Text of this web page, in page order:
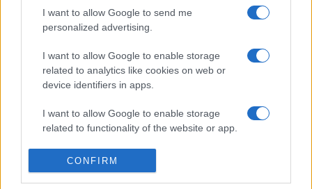
I want to allow Google to send me
personalized advertising.
I want to allow Google to enable storage
related to analytics like cookies on web or
device identifiers in apps.
I want to allow Google to enable storage
related to functionality of the website or app.
I want to allow Google to enable storage
related to personalization.
CONFIRM
National Rugby League verra s'affronter
Queensland CowboysetBrisbane Broncos
, et aura lieu
North Queensland Cowboys Brisbane Broncos, rendez-
vous chez notre partenairePlaces-de-Rugby.com
cliquez ici.
Pour suivre l'actu National Rugby League
, n'hésitez
pas à vous rendre chez notre partenaire
RezoSport.com qui sélectionne l'actu rugby issue des
meilleurs médias, et propose également les